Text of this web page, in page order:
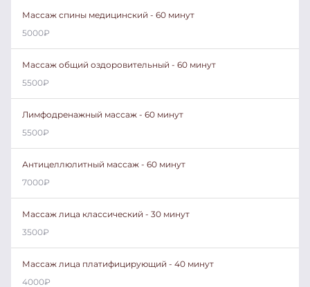
Массаж спины медицинский - 60 минут
5000₽
Массаж общий оздоровительный - 60 минут
5500₽
Лимфодренажный массаж - 60 минут
5500₽
Антицеллюлитный массаж - 60 минут
7000₽
Массаж лица классический - 30 минут
3500₽
Массаж лица платифицирующий - 40 минут
4000₽